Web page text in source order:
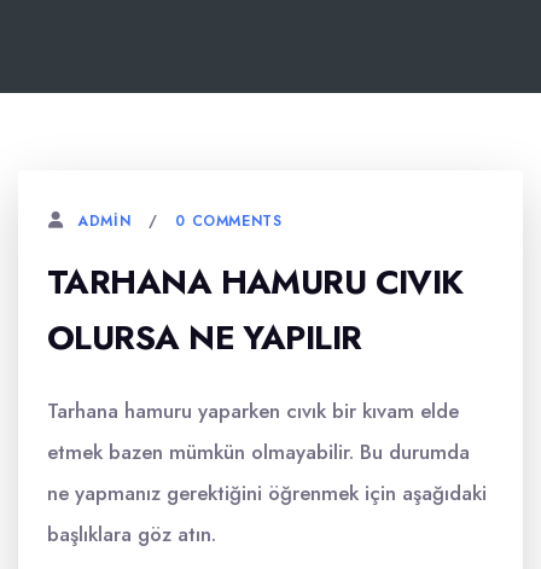
ADMIN 0 COMMENTS
TARHANA HAMURU CIVIK
OLURSA NE YAPILIR
Tarhana hamuru yaparken cıvık bir kıvam elde
etmek bazen mümkün olmayabilir. Bu durumda
ne yapmanız gerektiğini öğrenmek için aşağıdaki
başlıklara göz atın.